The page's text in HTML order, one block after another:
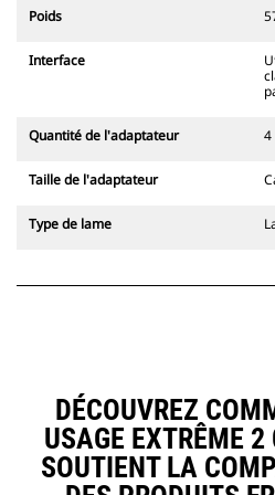
champ
axes Cat
pelles
Des
le
CW sont
pneus.
Poids
Interface
Quantité de l'adaptateur 4
Taille de l'adaptateur
Type de lame
DÉCOUVREZ
USAGE EXTRÊME
SOUTIENT LA